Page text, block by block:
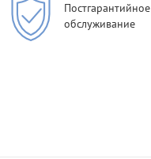
Постгарантийное
обслуживание